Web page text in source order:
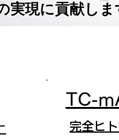
実現に貢献しま
TC-
完全ヒ